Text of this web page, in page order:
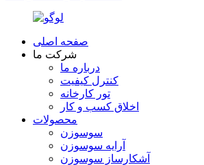
صفحه اصلی
شرکت ما
درباره ما
کنترل کیفیت
تور کارخانه
اخلاق کسب و کار
محصولات
سوسوزن
آرایه سوسوزن
آشکارساز سوسوزن